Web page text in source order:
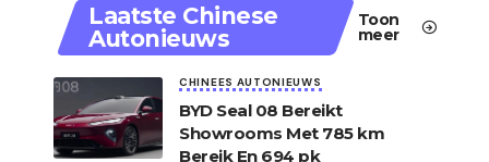
Laatste Chinese
Autonieuws
Toon
meer
CHINEES AUTONIEUWS
BYD Seal 08 Bereikt
Showrooms Met 785 km
Bereik En 694 pk